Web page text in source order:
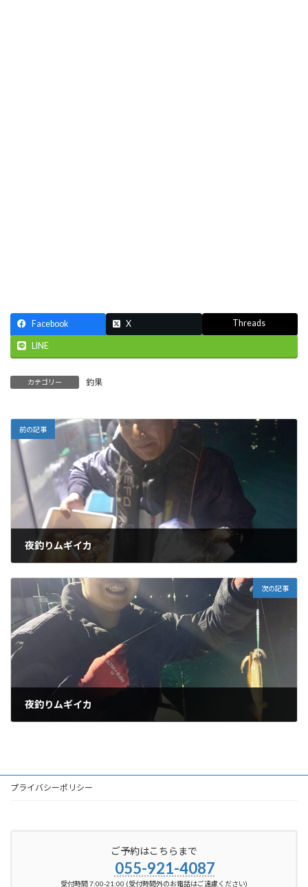
Facebook X Threads
LINE
カテゴリー 釣果
前の記事
夜釣りムギイカ
2025-04-26
次の記事
夜釣りムギイカ
2025-04-27
プライバシーポリシー
ご予約はこちらまで
055-921-4087
受付時間 7:00-21:00 (受付時間外のお電話はご遠慮ください)